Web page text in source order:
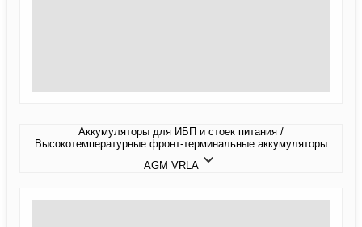
Аккумуляторы для ИБП и стоек питания /
Высокотемпературные фронт-терминальные аккумуляторы
AGM VRLA